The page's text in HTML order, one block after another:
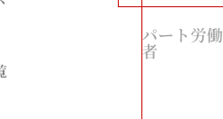
パート労働
者